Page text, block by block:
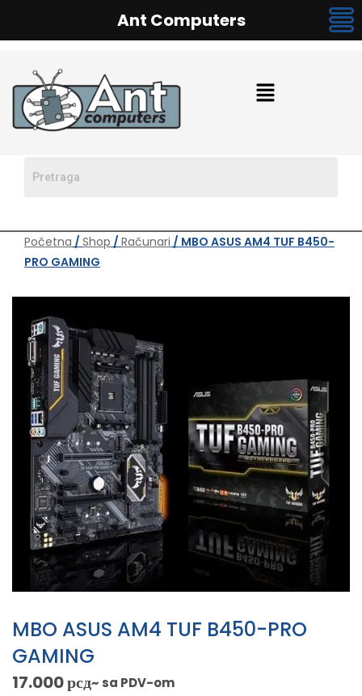
Početna / Shop / Računari / MBO ASUS AM4 TUF B450-
PRO GAMING
MBO ASUS AM4 TUF B450-PRO
GAMING
17.000рсд~ sa PDV-om
Ant Computers